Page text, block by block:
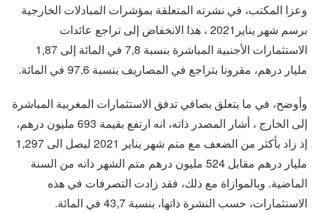
وعزا المكتب، في نشرته المتعلقة بمؤشرات المبادلات الخارجية
برسم شهر يناير2021 ، هذا الانخفاض إلى تراجع عائدات
الاستثمارات الأجنبية المباشرة بنسبة 7,8 في المائة إلى 1,87
مليار درهم، مقرونا بتراجع في المصاريف بنسبة 97,6 في المائة.
وأوضح، في ما يتعلق بصافي تدفق الاستثمارات المغربية المباشرة
إلى الخارج ، أشار المصدر ذاته، انه ارتفع بقيمة 693 مليون درهم،
إذ زاد بأكثر من الضعف مع متم شهر يناير 2021 ليصل الى 1,297
مليار درهم مقابل 524 مليون درهم متم الشهر ذاته من السنة
الماضية. وبالموازاة مع ذلك، فقد زادت التصرفات في هذه
الاستثمارات، حسب النشرة ذاتها، بنسبة 43,7 في المائة.